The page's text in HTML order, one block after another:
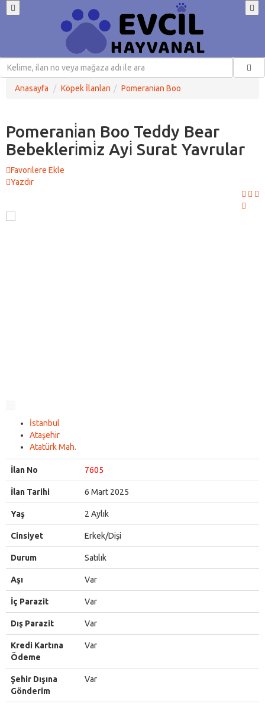
Anasayfa Köpek İlanları Pomeranian Boo
Pomerani̇an Boo Teddy Bear
Bebekleri̇mi̇z Ayi̇ Surat Yavrular
Favorilere Ekle
Yazdır
İstanbul
Ataşehir
Atatürk Mah.
İlan No 7605
İlan Tarihi 6 Mart 2025
Yaş 2 Aylık
Cinsiyet Erkek/Dişi
Durum Satılık
Aşı Var
İç Parazit Var
Dış Parazit Var
Kredi Kartına
Ödeme
Var
Şehir Dışına
Gönderim
Var